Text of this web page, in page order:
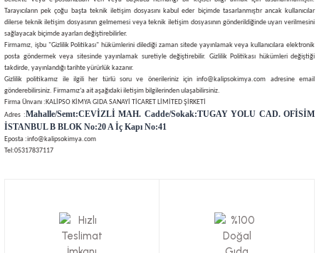
Tarayıcıların pek çoğu başta teknik iletişim dosyasını kabul eder biçimde tasarlanmıştır ancak kullanıcılar
dilerse teknik iletişim dosyasının gelmemesi veya teknik iletişim dosyasının gönderildiğinde uyarı verilmesini
sağlayacak biçimde ayarları değiştirebilirler.
Firmamız, işbu "Gizlilik Politikası" hükümlerini dilediği zaman sitede yayınlamak veya kullanıcılara elektronik
posta göndermek veya sitesinde yayınlamak suretiyle değiştirebilir. Gizlilik Politikası hükümleri değiştiği
takdirde, yayınlandığı tarihte yürürlük kazanır.
Gizlilik politikamız ile ilgili her türlü soru ve önerileriniz içininfo@kalipsokimya.com
adresine email
gönderebilirsiniz. Firmamız’a ait aşağıdaki iletişim bilgilerinden ulaşabilirsiniz.
Firma Ünvanı :KALİPSO KİMYA GIDA SANAYİ TİCARET LİMİTED ŞİRKETİ
Adres :Mahalle/Semt:CEVİZLİ MAH. Cadde/Sokak:TUGAY YOLU CAD. OFİSİM
İSTANBUL B BLOK No:20 A İç Kapı No:41
Eposta :info@kalipsokimya.com
Tel:05317837117